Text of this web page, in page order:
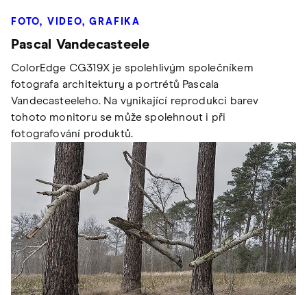
FOTO, VIDEO, GRAFIKA
Pascal Vandecasteele
ColorEdge CG319X je spolehlivým společníkem
fotografa architektury a portrétů Pascala
Vandecasteeleho. Na vynikající reprodukci barev
tohoto monitoru se může spolehnout i při
fotografování produktů.